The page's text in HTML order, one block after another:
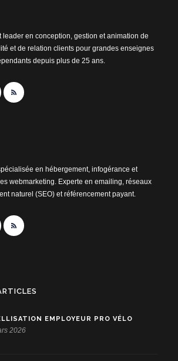
leader en conception, gestion et animation de
et de relation clients pour grandes enseignes
depuis plus de 25 ans.
en hébergement, infogérance et
webmarketing. Experte en emailing, réseaux
naturel (SEO) et référencement payant.
EMPLOYEUR PRO VÉLO
2026